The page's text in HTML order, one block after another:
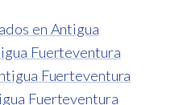
en Antigua
Fuerteventura
Fuerteventura
Fuerteventura